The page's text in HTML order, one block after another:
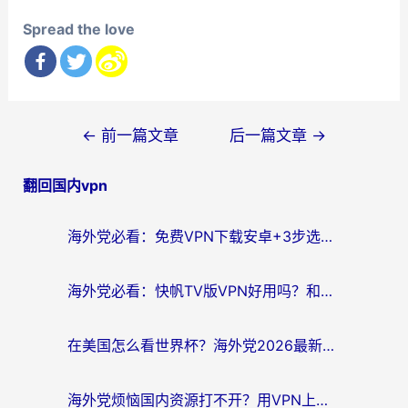
Spread the love
导
← 前一篇文章 后一篇文章 →
翻回国内vpn
海外党必看：免费VPN下载安卓+3步选对国外到国内加速器，无缝刷国内资源
海外党必看：快帆TV版VPN好用吗？和斧牛手游VPN对比哪个回国效果更好？附电脑翻墙回国实用技巧
在美国怎么看世界杯？海外党2026最新回国加速器指南：从影音到游戏全搞定
海外党烦恼国内资源打不开？用VPN上海节点+这几点，轻松搞定回国加速！